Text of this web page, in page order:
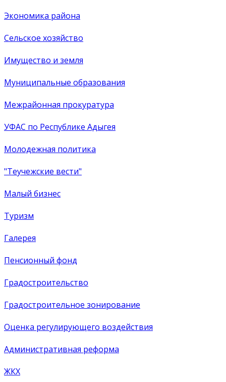
Экономика района
Сельское хозяйство
Имущество и земля
Муниципальные образования
Межрайонная прокуратура
УФАС по Республике Адыгея
Молодежная политика
"Теучежские вести"
Малый бизнес
Туризм
Галерея
Пенсионный фонд
Градостроительство
Градостроительное зонирование
Оценка регулирующего воздействия
Административная реформа
ЖКХ